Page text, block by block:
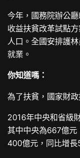
今年，國務院辦公
收益扶貧改革試點
人口。全國安排護
就業。
你知道嗎：
為了扶貧，國家財
2016年中央和省級
其中中央為667億元
400億元，同比增長